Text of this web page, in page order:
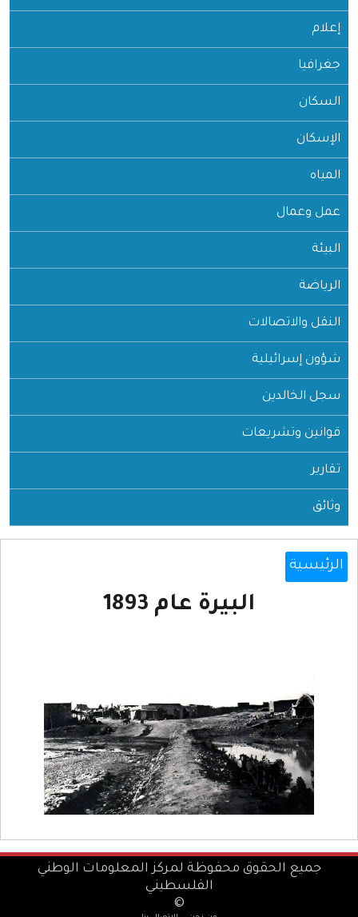
إعلام
جغرافيا
السكان
الإسكان
المياه
عمل وعمال
البيئة
الرياضة
النقل والاتصالات
شؤون إسرائيلية
سجل الخالدين
قوانين وتشريعات
تقارير
وثائق
الرئيسية
البيرة عام 1893
جميع الحقوق محفوظة لمركز المعلومات الوطني
الفلسطيني
©